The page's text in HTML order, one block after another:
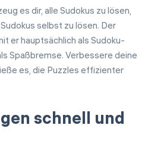
es dir, alle Sudokus zu lösen,
selbst zu lösen. Der
er hauptsächlich als Sudoku-
Spaßbremse. Verbessere deine
es, die Puzzles effizienter
schnell und